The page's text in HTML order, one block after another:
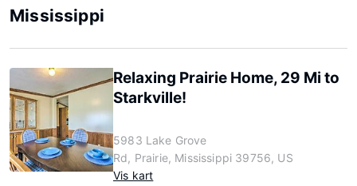
Mississippi
Relaxing Prairie Home, 29 Mi to
Starkville!
5983 Lake Grove
Rd, Prairie, Mississippi 39756, US
Vis kart